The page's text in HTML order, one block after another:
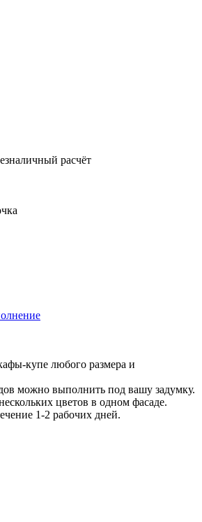
расчёт
купе любого размера и
можно выполнить под вашу задумку.
цветов в одном фасаде.
1-2 рабочих дней.